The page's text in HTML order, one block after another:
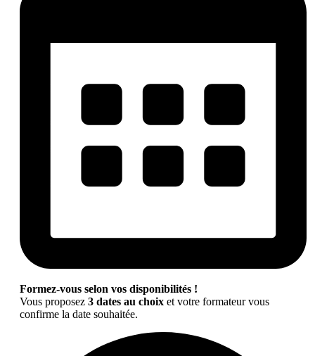
Formez-vous selon vos disponibilités !
Vous proposez 3 dates au choix et votre formateur vous
confirme la date souhaitée.